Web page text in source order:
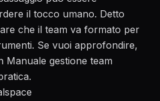
il tocco umano. Detto
che il team va formato per
Se vuoi approfondire,
Manuale gestione team
.